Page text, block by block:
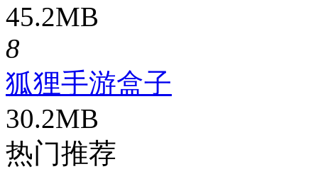
45.2MB
8
狐狸手游盒子
30.2MB
热门推荐